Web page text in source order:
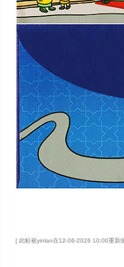
[ 此帖被yinlan在12-06-2026 10:00重新